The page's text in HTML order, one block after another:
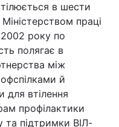
в шести
Міністерством праці
року по
полягає в
між
й
для втілення
профілактики
та підтримки ВІЛ-